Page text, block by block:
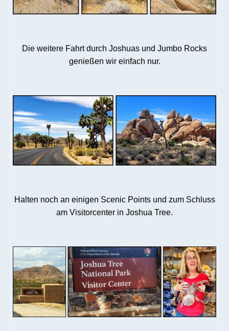
Die weitere Fahrt durch Joshuas und Jumbo Rocks
genießen wir einfach nur.
Halten noch an einigen Scenic Points und zum Schluss
am Visitorcenter in Joshua Tree.